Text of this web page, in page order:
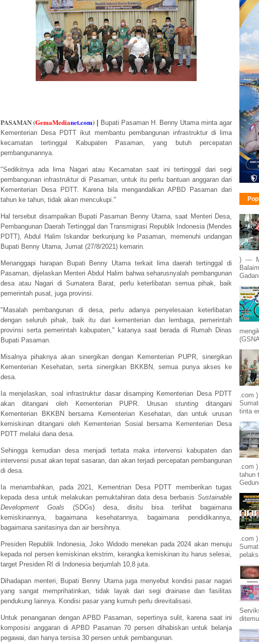
PASAMAN (GemaMedianet.com)
Bupati Pasaman H. Benny Utama minta agar
Kementerian Desa PDTT ikut membantu pembangunan infrastruktur di lima
kecamatan tertinggal Kabupaten Pasaman, yang butuh percepatan
pembangunannya.
"Sedikitnya ada lima Nagari atau Kecamatan saat ini tertinggal dari segi
pembangunan infrastruktur di Pasaman, untuk itu perlu bantuan anggaran dari
Kementerian Desa PDTT. Karena bila mengandalkan APBD Pasaman dari
tahun ke tahun, tidak akan mencukupi."
Hal tersebut disampaikan Bupati Pasaman Benny Utama, saat Menteri Desa,
Pembangunan Daerah Tertinggal dan Transmigrasi Republik Indonesia (Mendes
PDTT), Abdul Halim Iskandar berkunjung ke Pasaman, memenuhi undangan
Bupati Benny Utama, Jumat (27/8/2021) kemarin.
Menanggapi harapan Bupati Benny Utama terkait lima daerah tertinggal di
Pasaman, dijelaskan Menteri Abdul Halim bahwa seharusnyalah pembangunan
desa atau Nagari di Sumatera Barat, perlu keterlibatan semua pihak, baik
pemerintah pusat, juga provinsi.
"Masalah pembangunan di desa, perlu adanya penyelesaian keterlibatan
dengan seluruh pihak, baik itu dari kementerian dan lembaga, pemerintah
provinsi serta pemerintah kabupaten," katanya saat berada di Rumah Dinas
Bupati Pasaman.
Misalnya pihaknya akan sinergikan dengan Kementerian PUPR, sinergikan
Kementerian Kesehatan, serta sinergikan BKKBN, semua punya akses ke
desa.
Ia menjelaskan, soal infrastruktur dasar disamping Kementerian Desa PDTT
akan ditangani oleh Kementerian PUPR. Urusanstunting ditangani
Kementerian BKKBN bersama Kementerian Kesehatan, dan untuk urusan
kemiskinan ditangani oleh Kementerian Sosial bersama Kementerian Desa
PDTT melalui dana desa.
Sehingga kemudian desa menjadi tertata maka intervensi kabupaten dan
intervensi pusat akan tepat sasaran, dan akan terjadi percepatan pembangunan
di desa.
Ia menambahkan, pada 2021, Kementrian Desa PDTT memberikan tugas
kepada desa untuk melakukan pemuktahiran data desa berbasis Sustainable
Development Goals (SDGs) desa, disitu bisa terlihat bagaimana
kemiskinannya, bagaimana kesehatannya, bagaimana pendidikannya,
bagaimana sanitasinya dan air bersihnya.
Presiden Republik Indonesia, Joko Widodo menekan pada 2024 akan menuju
kepada nol persen kemiskinan ekstrim, kerangka kemiskinan itu harus selesai,
target Presiden RI di Indonesia berjumlah 10,8 juta.
Dihadapan menteri, Bupati Benny Utama juga menyebut kondisi pasar nagari
yang sangat memprihatinkan, tidak layak dari segi drainase dan fasilitas
pendukung lainnya. Kondisi pasar yang kumuh perlu direvitalisasi.
Untuk penanganan dengan APBD Pasaman, sepertinya sulit, karena saat ini
komposisi anggaran di APBD Pasaman 70 persen dihabiskan untuk belanja
pegawai, dan hanya tersisa 30 persen untuk pembangunan.
) —
.com
tinta
.com
tahun
.com